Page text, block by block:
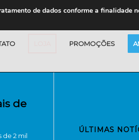
PROMOÇÕES
de
de 2 mil
ÚLTIMAS
de dados conforme a finalidade